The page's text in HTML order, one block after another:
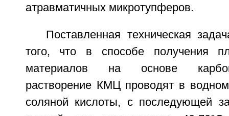
атравматичных микротупферов.
Поставленная техническая
того, что в способе получения
материалов на основе
растворение КМЦ проводят в
соляной кислоты, с последующей